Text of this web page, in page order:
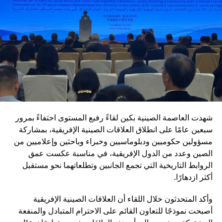
تطوير الأسلحة والتكنولوجيا العسكرية الحديثة
تعزيز القدرات في مجالات الذكاء الاصطناعي والحرب
الإلكترونية
رفع كفاءة التدريب والانضباط العسكري
مكافحة الفساد داخل المؤسسة العسكرية
تعزيز ما تسميه “الولاء المطلق للحزب” داخل القوات
المسلحة
ويأتي هذا التوجه في إطار رؤية طويلة الأمد تهدف إلى جعل
الجيش الصيني في مصاف “الجيوش العالمية من الطراز الأول”.
وفي المقابل، تؤكد القيادة الصينية أنها لا تسعى إلى الهيمنة، بل
إلى تعزيز التنمية المشتركة وبناء نظام دولي أكثر توازناً.
ثورية صغيرة إلى قيادة دولة عظمى. وفي ظل هذا التحول، يبدو
أن الصين ماضية في ربط مستقبلها السياسي بالتحديث الشامل،
شهدت العاصمة الصينية بكين لقاءً رفيع المستوى احتفاءً بمرور
سبعين عامًا على انطلاق العلاقات الصينية الإفريقية، بمشاركة
مسؤولين حكوميين ودبلوماسيين وخبراء وباحثين وإعلاميين من
الصين وعدد من الدول الإفريقية، في مناسبة عكست عمق
الروابط التاريخية التي تجمع الجانبين وتطلعاتهما نحو مستقبل
أكثر ازدهارًا.
وأكد المتحدثون خلال اللقاء أن العلاقات الصينية الإفريقية
أصبحت نموذجًا للتعاون القائم على الاحترام المتبادل والمنفعة